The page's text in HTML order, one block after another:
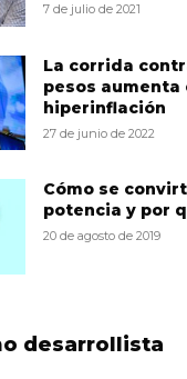
7 de julio de 2021
La corrida
pesos aumenta
hiperinflación
27 de junio de 2022
Cómo se
potencia y por
20 de agosto de 2019
desarrollista